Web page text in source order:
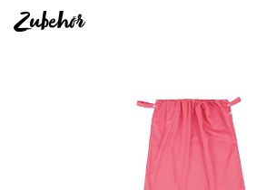
Produktgalerie überspringen
Zubehör